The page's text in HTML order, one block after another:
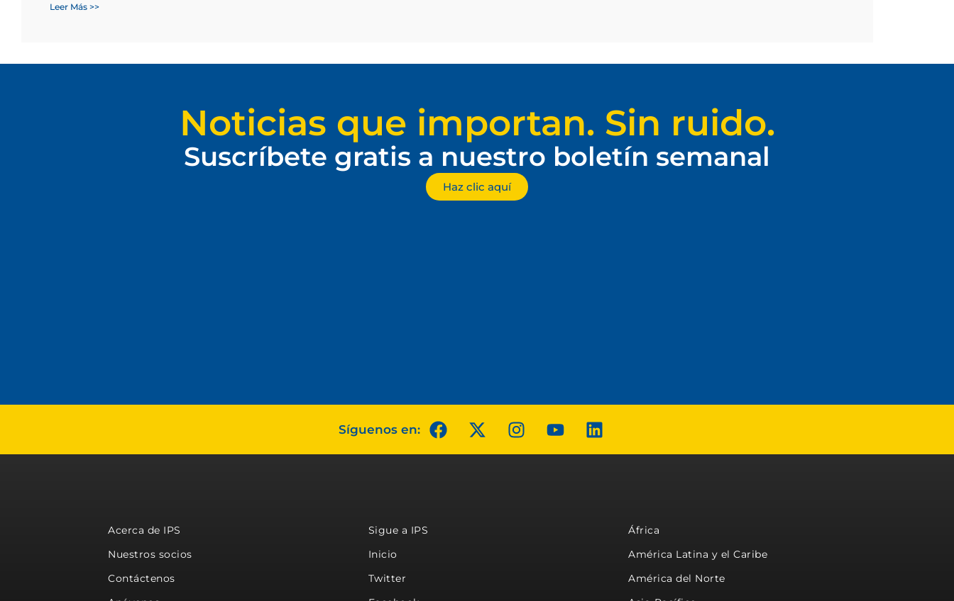
Leer Más >>
Noticias que importan. Sin ruido.
Suscríbete gratis a nuestro boletín semanal
Haz clic aquí
Síguenos en:
Acerca de IPS
Nuestros socios
Contáctenos
Sigue a IPS
Inicio
Twitter
África
América Latina y el Caribe
América del Norte